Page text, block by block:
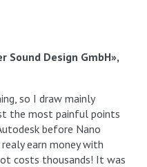
Sound Design GmbH»,
so I draw mainly
the most painful points
before Nano
realy earn money with
costs thousands! It was